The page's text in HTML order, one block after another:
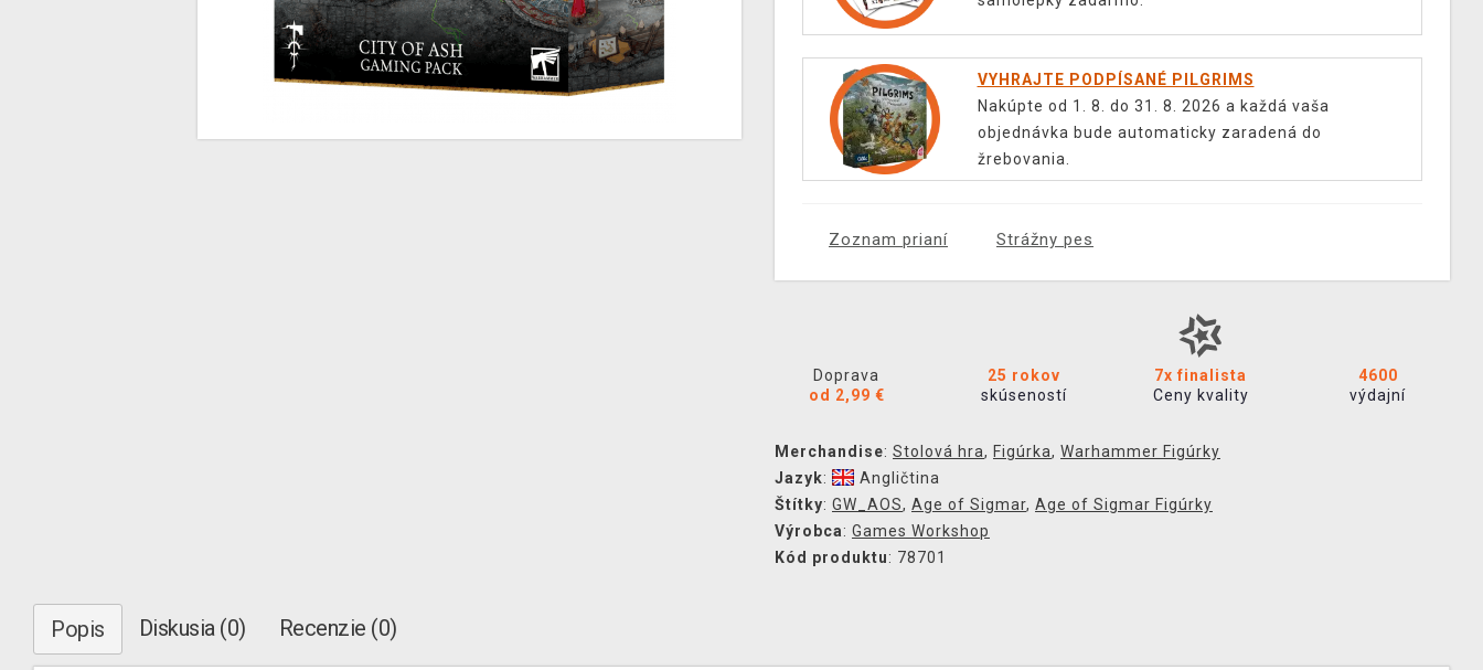
VYHRAJTE PODPÍSANÉ PILGRIMS
Nakúpte od 1. 8. do 31. 8. 2026 a každá vaša
objednávka bude automaticky zaradená do
žrebovania.
Zoznam prianí Strážny pes
Doprava
od 2,99 €
25 rokov
skúseností
7x finalista
Ceny kvality
4600
výdajní
Merchandise: Stolová hra, Figúrka, Warhammer Figúrky
Jazyk:
Angličtina
Štítky: GW_AOS, Age of Sigmar, Age of Sigmar Figúrky
Výrobca: Games Workshop
Kód produktu: 78701
Popis Diskusia (0) Recenzie (0)